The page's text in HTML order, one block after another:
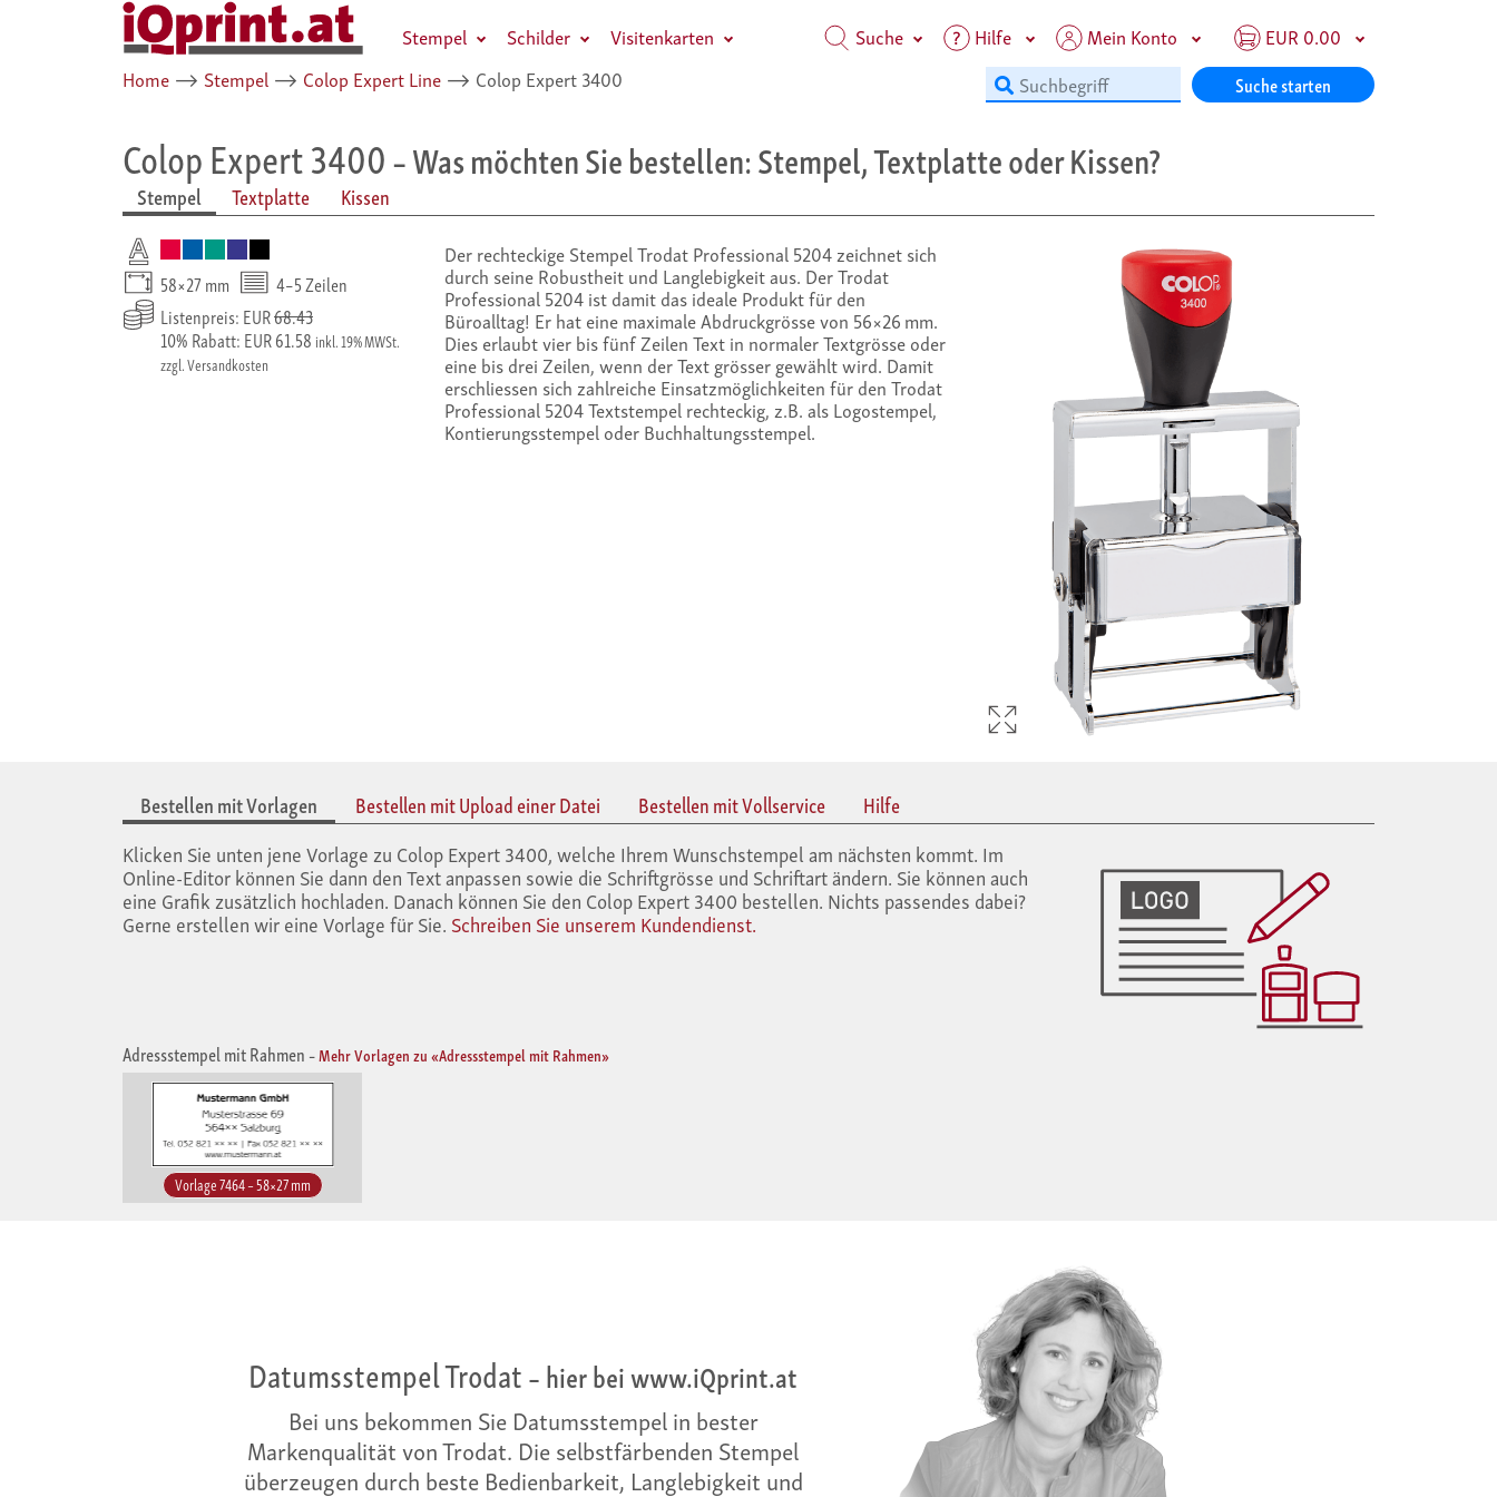
Stempel Schilder Visitenkarten Suche Hilfe Mein Konto
EUR 0.00
Home ⟶ Stempel ⟶ Colop Expert Line ⟶ Colop Expert 3400 Suche starten
Colop Expert 3400– Was möchten Sie bestellen: Stempel, Textplatte oder Kissen?
Stempel Textplatte Kissen
58×27 mm
4–5 Zeilen
Listenpreis: EUR68.43
10% Rabatt: EUR 61.58 inkl. 19% MWSt.
zzgl. Versandkosten
Der rechteckige Stempel Trodat Professional 5204 zeichnet sich
durch seine Robustheit und Langlebigkeit aus. Der Trodat
Professional 5204 ist damit das ideale Produkt für den
Büroalltag! Er hat eine maximale Abdruckgrösse von 56×26 mm.
Dies erlaubt vier bis fünf Zeilen Text in normaler Textgrösse oder
eine bis drei Zeilen, wenn der Text grösser gewählt wird. Damit
erschliessen sich zahlreiche Einsatzmöglichkeiten für den Trodat
Professional 5204 Textstempel rechteckig, z.B. als Logostempel,
Kontierungsstempel oder Buchhaltungsstempel.
Bestellen mit Vorlagen Bestellen mit Upload einer Datei Bestellen mit Vollservice Hilfe
Klicken Sie unten jene Vorlage zu Colop Expert 3400, welche Ihrem Wunschstempel am nächsten kommt. Im
Online-Editor können Sie dann den Text anpassen sowie die Schriftgrösse und Schriftart ändern. Sie können auch
eine Grafik zusätzlich hochladen. Danach können Sie den Colop Expert 3400 bestellen. Nichts passendes dabei?
Gerne erstellen wir eine Vorlage für Sie. Schreiben Sie unserem Kundendienst.
Adressstempel mit Rahmen –Mehr Vorlagen zu «Adressstempel mit Rahmen»
Vorlage 7464 – 58×27 mm
Datumsstempel Trodat– hier bei www.iQprint.at
Bei uns bekommen Sie Datumsstempel in bester
Markenqualität von Trodat. Die selbstfärbenden Stempel
überzeugen durch beste Bedienbarkeit, Langlebigkeit und